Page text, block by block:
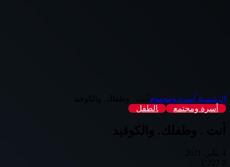
الرئيسية أسرة ومجتمع
أسرة ومجتمع
الطفل